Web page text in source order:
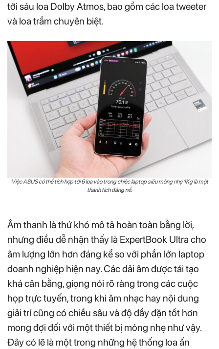
tới sáu loa Dolby Atmos, bao gồm các loa tweeter
và loa trầm chuyên biệt.
Việc ASUS có thể tích hợp tới 6 loa vào trong chiếc laptop siêu mỏng nhẹ 1Kg là một
thành tích đáng nể.
Âm thanh là thứ khó mô tả hoàn toàn bằng lời,
nhưng điều dễ nhận thấy là ExpertBook Ultra cho
âm lượng lớn hơn đáng kể so với phần lớn laptop
doanh nghiệp hiện nay. Các dải âm được tái tạo
khá cân bằng, giọng nói rõ ràng trong các cuộc
họp trực tuyến, trong khi âm nhạc hay nội dung
giải trí cũng có chiều sâu và độ đầy đặn tốt hơn
mong đợi đối với một thiết bị mỏng nhẹ như vậy.
Đây có lẽ là một trong những hệ thống loa ấn